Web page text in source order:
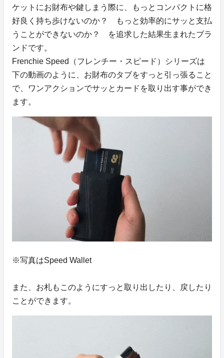
ケットにお財布や鍵しまう際に、もっとコンパクトに格
好良く持ち歩けないのか？ もっと効率的にサッと支払
うことができないのか？ を追求した結果生まれたブラ
ンドです。
Frenchie Speed（フレンチー・スピード）シリーズは
下の動画のように、お財布のタブをすっと引っ張ること
で、ワンアクションでサッとカードを取り出す事ができ
ます。
※写真はSpeed Wallet
また、お札もこのようにすっと取り出したり、戻したり
ことができます。